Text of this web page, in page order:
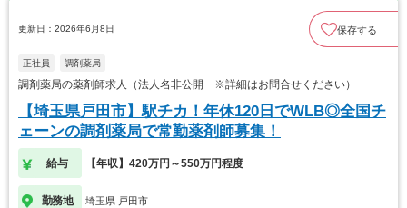
更新日：2026年6月8日 保存する
正社員 調剤薬局
調剤薬局の薬剤師求人（法人名非公開 ※詳細はお問合せください）
【埼玉県戸田市】駅チカ！年休120日でWLB◎全国チ
ェーンの調剤薬局で常勤薬剤師募集！
給与 【年収】420万円～550万円程度
勤務地 埼玉県 戸田市